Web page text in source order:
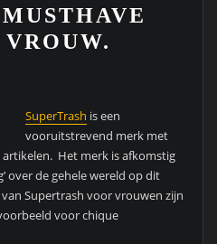
SuperTrash is een
vooruitstrevend merk met
Het merk is afkomstig
over de gehele wereld op dit
Supertrash voor vrouwen zijn
voor chique